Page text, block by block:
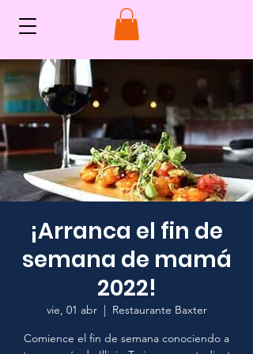
¡Arranca el fin de
semana de mamá
2022!
vie, 01 abr
  |
Restaurante Baxter
Comience el fin de semana conociendo a